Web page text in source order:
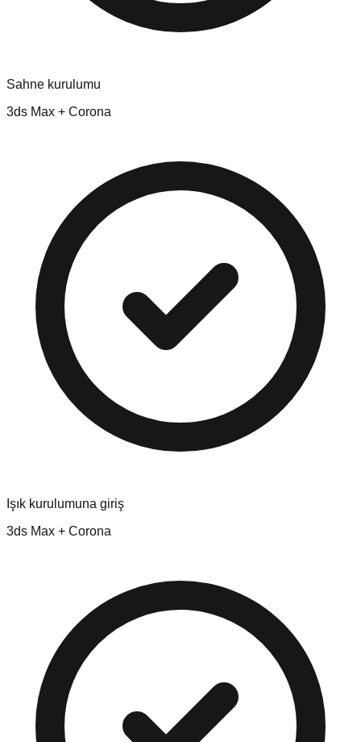
Sahne kurulumu
3ds Max + Corona
Işık kurulumuna giriş
3ds Max + Corona